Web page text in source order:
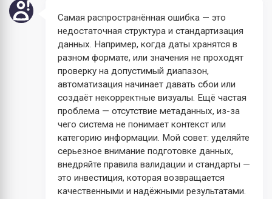
Самая распространённая ошибка — это
недостаточная структура и стандартизация
данных. Например, когда даты хранятся в
разном формате, или значения не проходят
проверку на допустимый диапазон,
автоматизация начинает давать сбои или
создаёт некорректные визуалы. Ещё частая
проблема — отсутствие метаданных, из-за
чего система не понимает контекст или
категорию информации. Мой совет: уделяйте
серьезное внимание подготовке данных,
внедряйте правила валидации и стандарты —
это инвестиция, которая возвращается
качественными и надёжными результатами.